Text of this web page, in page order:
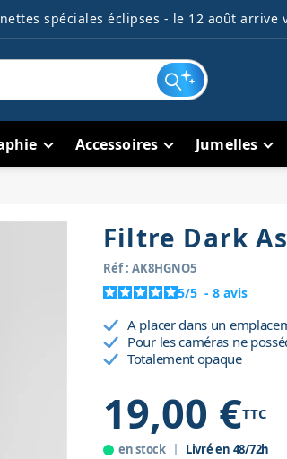
spéciales éclipses - le 12 août arrive
Accessoires Jumelles
Filtre Dark
Réf : AK8HGNO5
5/5 - 8 avis
A placer dans un
Pour les caméras ne
Totalement opaque
19,00 €TTC
en stock Livré en 48/72h